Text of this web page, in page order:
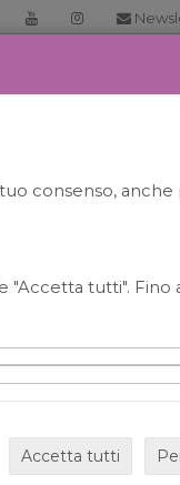
CON
consenso,
tutti". Fino
Accetta tutti